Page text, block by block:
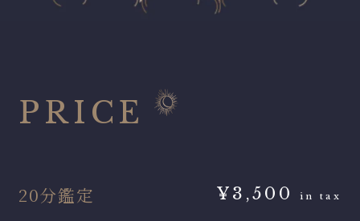
PRICE
20分鑑定 ¥3,500in tax